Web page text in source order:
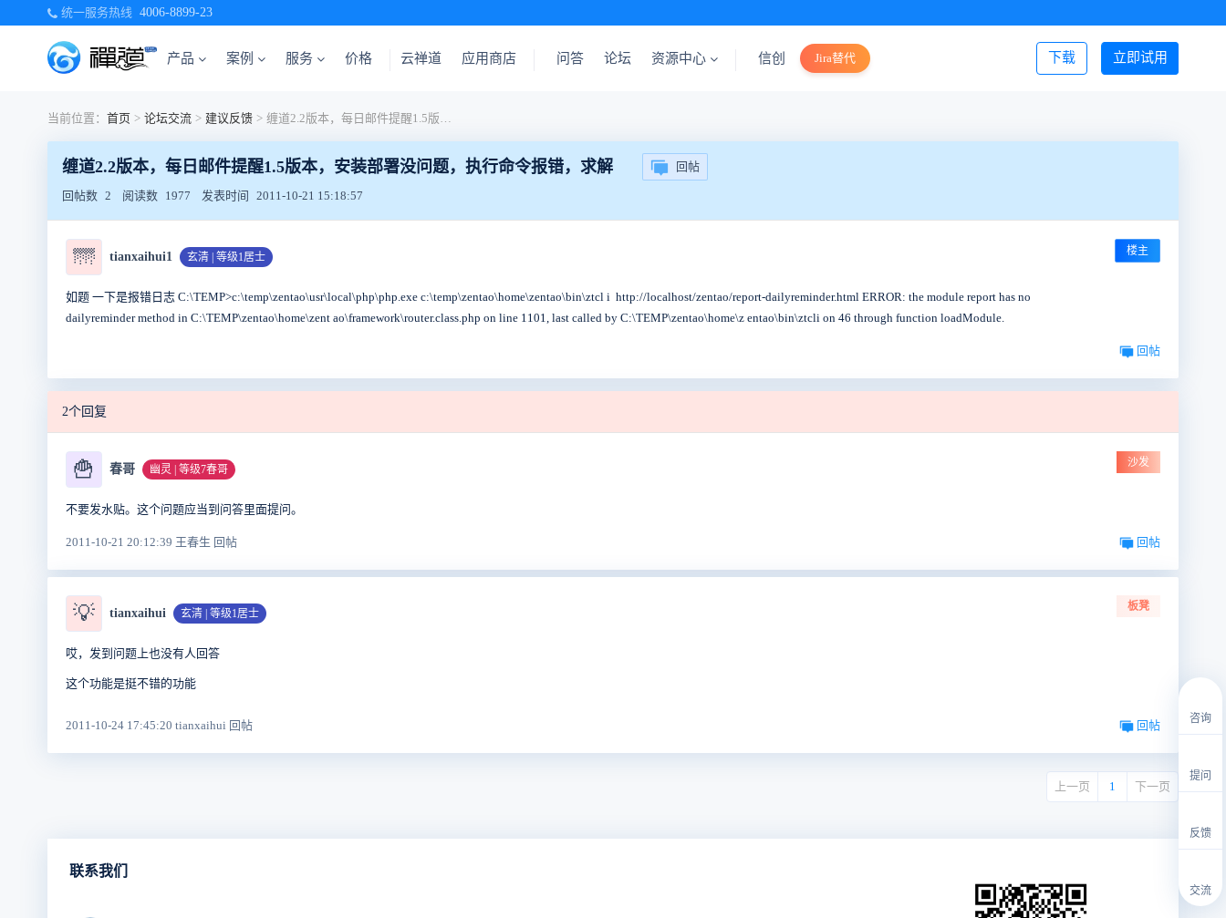
统一服务热线 4006-8899-23
产品 案例 服务 价格 立即试用
下载
云禅道 应用商店 问答 论坛 资源中心 信创 Jira替代 登录/注册
当前位置： 首页 > 论坛交流 > 建议反馈 > 缠道2.2版本，每日邮件提醒1.5版本，安装部署没问题，执行命令报错，求解
缠道2.2版本，每日邮件提醒1.5版本，安装部署没问题，执行命令报错，求解 回帖
回帖数 2 阅读数 1977 发表时间 2011-10-21 15:18:57
🌁 tianxaihui1 玄清 | 等级1居士 楼主
如题 一下是报错日志 C:\TEMP>c:\temp\zentao\usr\local\php\php.exe c:\temp\zentao\home\zentao\bin\ztcl i http://localhost/zentao/report-dailyreminder.html ERROR: the module report has no
dailyreminder method in C:\TEMP\zentao\home\zent ao\framework\router.class.php on line 1101, last called by C:\TEMP\zentao\home\z entao\bin\ztcli on 46 through function loadModule.
回帖
2个回复
🍟 春哥 幽灵 | 等级7春哥
沙发
不要发水贴。这个问题应当到问答里面提问。
2011-10-21 20:12:39 王春生 回帖 回帖
💡 tianxaihui 玄清 | 等级1居士
板凳
哎，发到问题上也没有人回答
这个功能是挺不错的功能
2011-10-24 17:45:20 tianxaihui 回帖 回帖
上一页 1 下一页
联系我们
咨询
提问
反馈
交流